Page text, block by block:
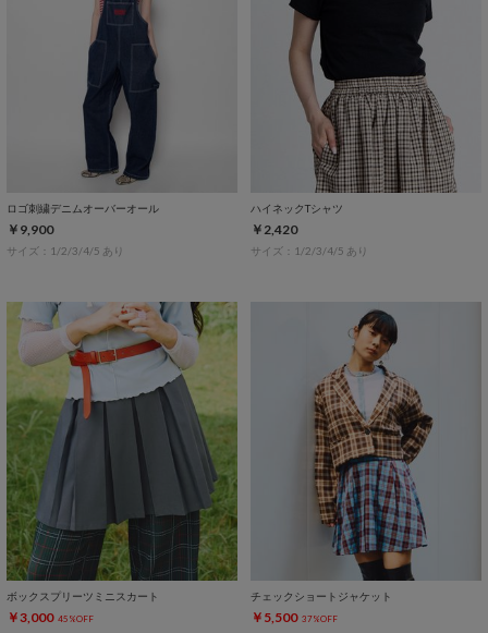
ロゴ刺繍デニムオーバーオール
￥9,900
サイズ：1/2/3/4/5 あり
ハイネックTシャツ
￥2,420
サイズ：1/2/3/4/5 あり
ボックスプリーツミニスカート
￥3,000 45%OFF
チェックショートジャケット
￥5,500 37%OFF